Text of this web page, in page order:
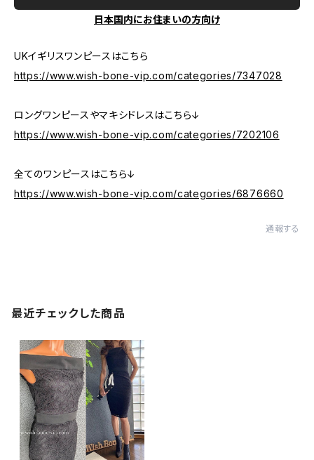
日本国内にお住まいの方向け
UKイギリスワンピースはこちら
https://www.wish-bone-vip.com/categories/7347028
ロングワンピースやマキシドレスはこちら↓
https://www.wish-bone-vip.com/categories/7202106
全てのワンピースはこちら↓
https://www.wish-bone-vip.com/categories/6876660
通報する
最近チェックした商品